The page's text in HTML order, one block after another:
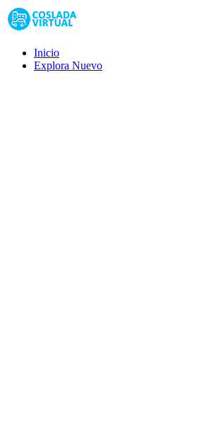
Inicio
Explora Nuevo